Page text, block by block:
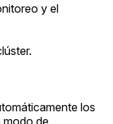
y el
los